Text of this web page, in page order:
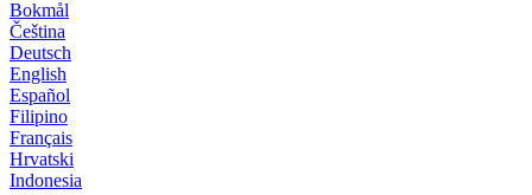
Bokmål
Čeština
Deutsch
English
Español
Filipino
Français
Hrvatski
Indonesia